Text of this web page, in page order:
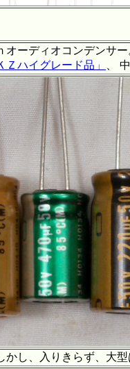
ーディオコンデンサ
Ｚハイグレード品」 、
し、入りきらず、大